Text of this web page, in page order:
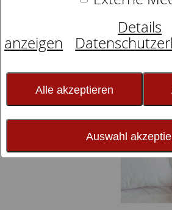
Details
anzeigen
Alle akzeptieren
Auswahl
Schlafexperten-
Schlafwissen für
erholsame
Unruhiger Schlaf in
ist Kopfsache